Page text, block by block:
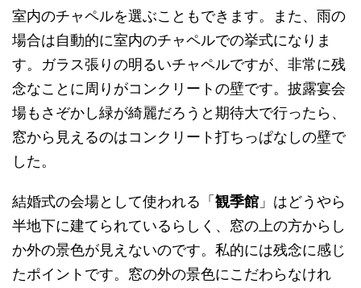
室内のチャペルを選ぶこともできます。また、雨の
場合は自動的に室内のチャペルでの挙式になりま
す。ガラス張りの明るいチャペルですが、非常に残
念なことに周りがコンクリートの壁です。披露宴会
場もさぞかし緑が綺麗だろうと期待大で行ったら、
窓から見えるのはコンクリート打ちっぱなしの壁で
した。
結婚式の会場として使われる「観季館 」はどうやら
半地下に建てられているらしく、窓の上の方からし
か外の景色が見えないのです。私的には残念に感じ
たポイントです。窓の外の景色にこだわらなけれ